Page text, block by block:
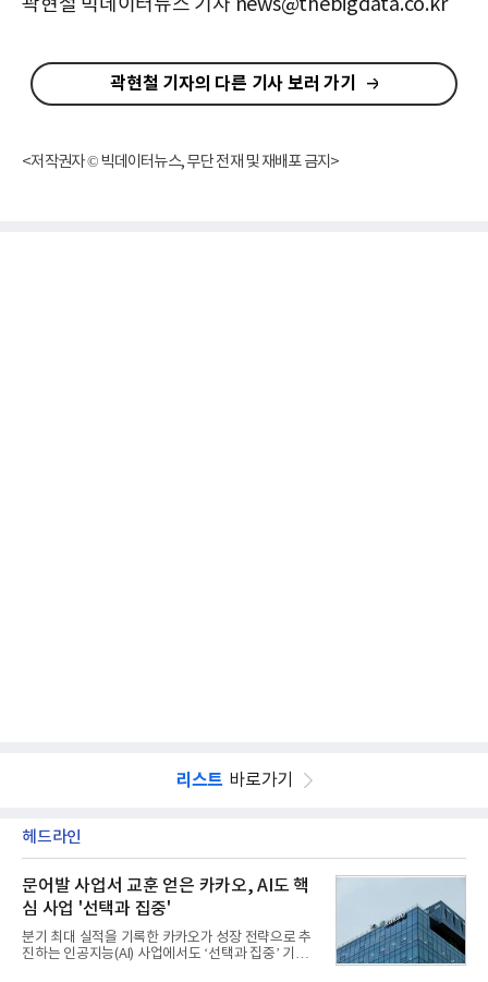
곽현철 빅데이터뉴스 기자 news@thebigdata.co.kr
곽현철 기자의 다른 기사 보러 가기
<저작권자 © 빅데이터뉴스, 무단 전재 및 재배포 금지>
리스트 바로가기
헤드라인
문어발 사업서 교훈 얻은 카카오, AI도 핵
심 사업 '선택과 집중'
분기 최대 실적을 기록한 카카오가 성장 전략으로 추
진하는 인공지능(AI) 사업에서도 ‘선택과 집중’ 기조